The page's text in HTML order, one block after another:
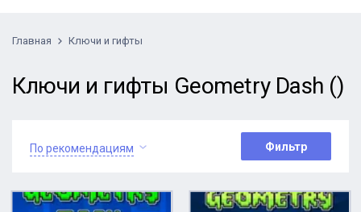
Главная Ключи и гифты
Ключи и гифты Geometry Dash ()
По рекомендациям Фильтр